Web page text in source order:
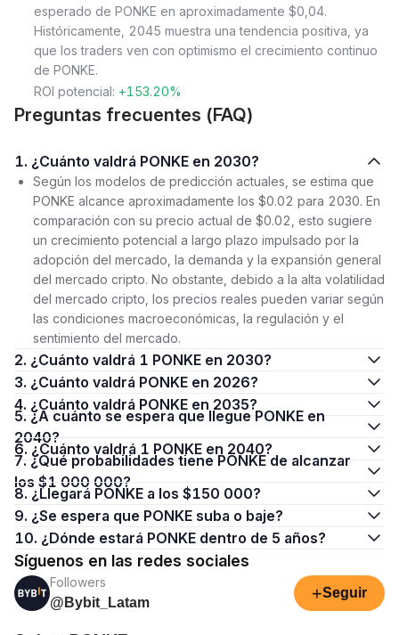
esperado de PONKE en aproximadamente $0,04.
Históricamente, 2045 muestra una tendencia positiva, ya
que los traders ven con optimismo el crecimiento continuo
de PONKE.
ROI potencial: +153.20%
Preguntas frecuentes (FAQ)
1. ¿Cuánto valdrá PONKE en 2030?
Según los modelos de predicción actuales, se estima que
PONKE alcance aproximadamente los $0.02 para 2030. En
comparación con su precio actual de $0.02, esto sugiere
un crecimiento potencial a largo plazo impulsado por la
adopción del mercado, la demanda y la expansión general
del mercado cripto. No obstante, debido a la alta volatilidad
del mercado cripto, los precios reales pueden variar según
las condiciones macroeconómicas, la regulación y el
sentimiento del mercado.
2. ¿Cuánto valdrá 1 PONKE en 2030?
3. ¿Cuánto valdrá PONKE en 2026?
4. ¿Cuánto valdrá PONKE en 2035?
5. ¿A cuánto se espera que llegue PONKE en
2040?
6. ¿Cuánto valdrá 1 PONKE en 2040?
7. ¿Qué probabilidades tiene PONKE de alcanzar
los $1 000 000?
8. ¿Llegará PONKE a los $150 000?
9. ¿Se espera que PONKE suba o baje?
10. ¿Dónde estará PONKE dentro de 5 años?
Síguenos en las redes sociales
Followers
@Bybit_Latam
+Seguir